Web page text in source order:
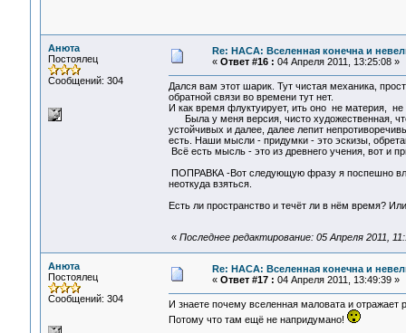
Анюта
Постоялец
Сообщений: 304
Re: НАСА: Вселенная конечна и
« Ответ #16 : 04 Апреля 2011, 13:25:08 »
Дался вам этот шарик. Тут чистая механика,
обратной связи во времени тут нет.
И как время флуктуирует, ить оно не материя, не
Была у меня версия, чисто художественная,
устойчивых и далее, далее лепит
есть. Наши мысли - придумки - это эскизы,
Всё есть мысль - это из древнего учения, вот и
ПОПРАВКА -Вот следующую фразу я поспешно
неоткуда взяться.
Есть ли пространство и течёт ли в нём время?
« Последнее редактирование: 05 Апреля 2011,
Анюта
Постоялец
Сообщений: 304
Re: НАСА: Вселенная конечна и
« Ответ #17 : 04 Апреля 2011, 13:49:39 »
И знаете почему вселенная маловата и отражает
Потому что там ещё не напридумано!